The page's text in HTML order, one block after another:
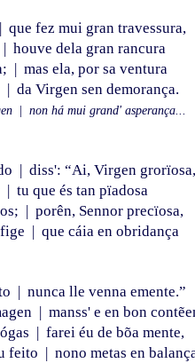
| que fez mui gran travessura,
| houve dela gran rancura
| mas ela, por sa ventura
| da Virgen sen demorança.
non há mui grand' asperança...
| diss': “Ai, Virgen grorïosa,
| tu que és tan pïadosa
| porên, Sennor precïosa,
| que cáia en obridança
| nunca lle venna emente.”
| manss' e en bon
| farei éu de bõa mente,
feito | nono metas en